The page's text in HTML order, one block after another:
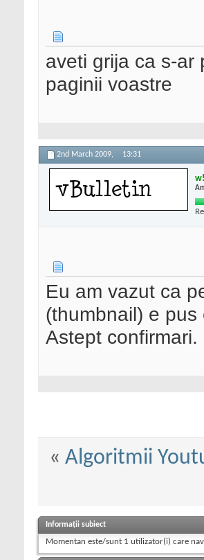
aveti grija ca s-ar
paginii voastre
2nd March 2009, 13:31
w!ll
Eu am vazut ca
(thumbnail) e pus
Astept confirmari.
« Algoritmii
Informații subiect
Momentan este/sunt 1 utilizator(i) care